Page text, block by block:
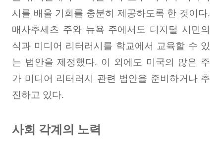
시를 배울 기회를 충분히 제공하도록 한 것이다.
매사추세츠 주와 뉴욕 주에서도 디지털 시민의
식과 미디어 리터러시를 학교에서 교육할 수 있
는 법안을 제정했다. 이 외에도 미국의 많은 주
가 미디어 리터러시 관련 법안을 준비하거나 추
진하고 있다.
사회 각계의 노력